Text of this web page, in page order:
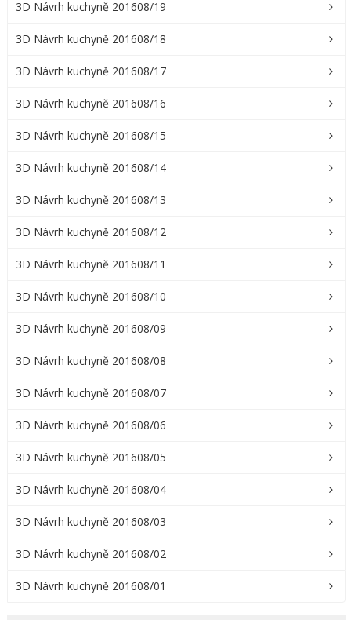
3D Návrh kuchyně 201608/19
3D Návrh kuchyně 201608/18
3D Návrh kuchyně 201608/17
3D Návrh kuchyně 201608/16
3D Návrh kuchyně 201608/15
3D Návrh kuchyně 201608/14
3D Návrh kuchyně 201608/13
3D Návrh kuchyně 201608/12
3D Návrh kuchyně 201608/11
3D Návrh kuchyně 201608/10
3D Návrh kuchyně 201608/09
3D Návrh kuchyně 201608/08
3D Návrh kuchyně 201608/07
3D Návrh kuchyně 201608/06
3D Návrh kuchyně 201608/05
3D Návrh kuchyně 201608/04
3D Návrh kuchyně 201608/03
3D Návrh kuchyně 201608/02
3D Návrh kuchyně 201608/01